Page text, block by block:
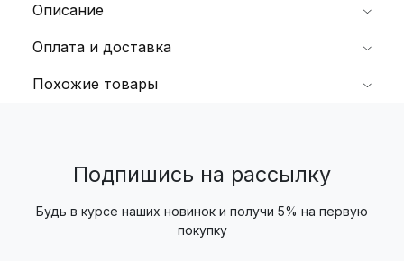
Описание
Оплата и доставка
Похожие товары
Подпишись на рассылку
Будь в курсе наших новинок и получи 5% на первую
покупку